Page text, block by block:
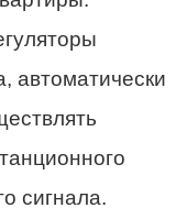
автоматически
сигнала.